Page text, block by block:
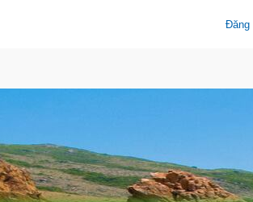
Đăng